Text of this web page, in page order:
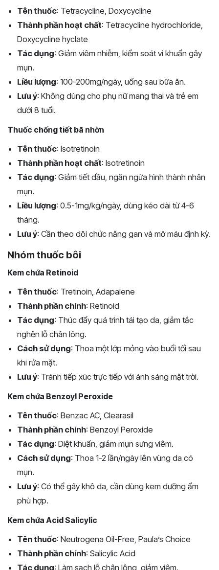
Tên thuốc: Tetracycline, Doxycycline
Thành phần hoạt chất: Tetracycline hydrochloride,
Doxycycline hyclate
Tác dụng: Giảm viêm nhiễm, kiểm soát vi khuẩn gây
mụn.
Liều lượng: 100-200mg/ngày, uống sau bữa ăn.
Lưu ý: Không dùng cho phụ nữ mang thai và trẻ em
dưới 8 tuổi.
Thuốc chống tiết bã nhờn
Tên thuốc: Isotretinoin
Thành phần hoạt chất: Isotretinoin
Tác dụng: Giảm tiết dầu, ngăn ngừa hình thành nhân
mụn.
Liều lượng: 0.5-1mg/kg/ngày, dùng kéo dài từ 4-6
tháng.
Lưu ý: Cần theo dõi chức năng gan và mỡ máu định kỳ.
Nhóm thuốc bôi
Kem chứa Retinoid
Tên thuốc: Tretinoin, Adapalene
Thành phần chính: Retinoid
Tác dụng: Thúc đẩy quá trình tái tạo da, giảm tắc
nghẽn lỗ chân lông.
Cách sử dụng: Thoa một lớp mỏng vào buổi tối sau
khi rửa mặt.
Lưu ý: Tránh tiếp xúc trực tiếp với ánh sáng mặt trời.
Kem chứa Benzoyl Peroxide
Tên thuốc: Benzac AC, Clearasil
Thành phần chính: Benzoyl Peroxide
Tác dụng: Diệt khuẩn, giảm mụn sưng viêm.
Cách sử dụng: Thoa 1-2 lần/ngày lên vùng da có
mụn.
Lưu ý: Có thể gây khô da, cần dùng kem dưỡng ẩm
phù hợp.
Kem chứa Acid Salicylic
Tên thuốc: Neutrogena Oil-Free, Paula’s Choice
Thành phần chính: Salicylic Acid
Tác dụng: Làm sạch lỗ chân lông, giảm viêm.